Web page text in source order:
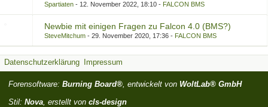
Spartiaten 12. November 2022, 18:10 FALCON BMS
Newbie mit einigen Fragen zu Falcon 4.0 (BMS?)
SteveMitchum 29. November 2020, 17:36 FALCON BMS
Datenschutzerklärung Impressum
Forensoftware: Burning Board®, entwickelt von WoltLab® GmbH
Stil: Nova, erstellt von cls-design